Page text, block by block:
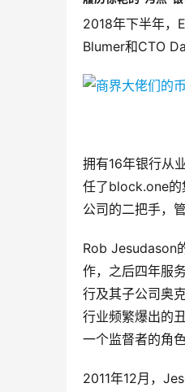
2018年下半年，
Blumer和CTO
拥有16年银行从
任了block.one的
公司的二把手，
Rob Jesudason
作，之后四年服
行及其子公司奥
行业频繁爆出的
一个监督者的角色
2011年12月，